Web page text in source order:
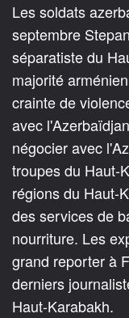
Les soldats
septembre
séparatiste du
majorité
crainte de
avec
négocier avec
troupes du Haut-
régions du Haut-
des services de
nourriture. Les
grand reporter à
derniers
Haut-Karabakh.